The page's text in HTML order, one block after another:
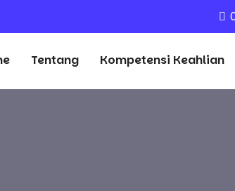
Tentang Kompetensi Keahlian